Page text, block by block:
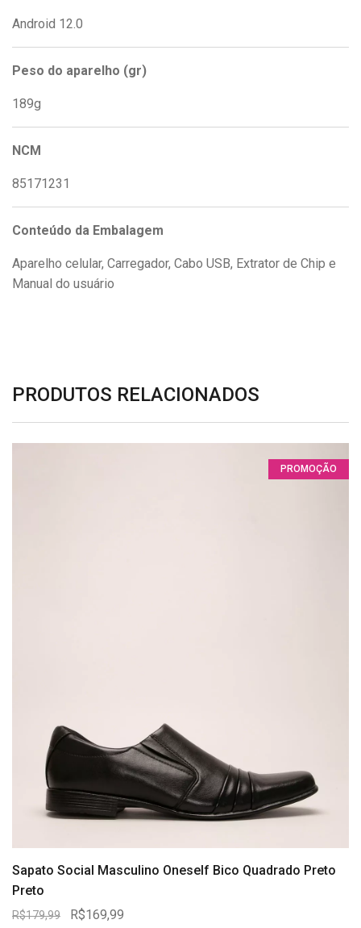
Android 12.0
Peso do aparelho (gr)
189g
NCM
85171231
Conteúdo da Embalagem
Aparelho celular, Carregador, Cabo USB, Extrator de Chip e
Manual do usuário
PRODUTOS RELACIONADOS
PROMOÇÃO
Sapato Social Masculino Oneself Bico Quadrado Preto
Preto
R$179,99 R$169,99